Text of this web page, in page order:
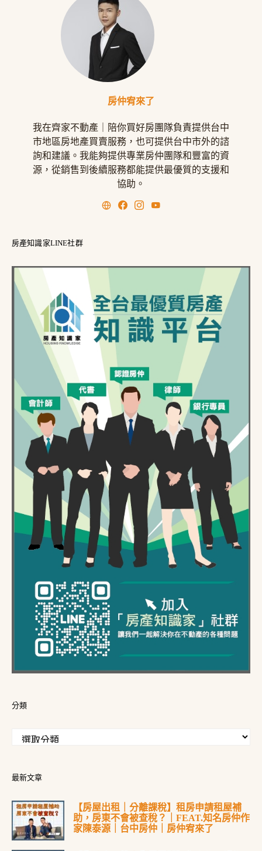
房仲宥來了
我在齊家不動產｜陪你買好房團隊負責提供台中
市地區房地產買賣服務，也可提供台中市外的諮
詢和建議。我能夠提供專業房仲團隊和豐富的資
源，從銷售到後續服務都能提供最優質的支援和
協助。
房產知識家LINE社群
分類
最新文章
【房屋出租｜分離課稅】租房申請租屋補
助，房東不會被查稅？｜FEAT.知名房仲作
家陳泰源｜台中房仲｜房仲宥來了